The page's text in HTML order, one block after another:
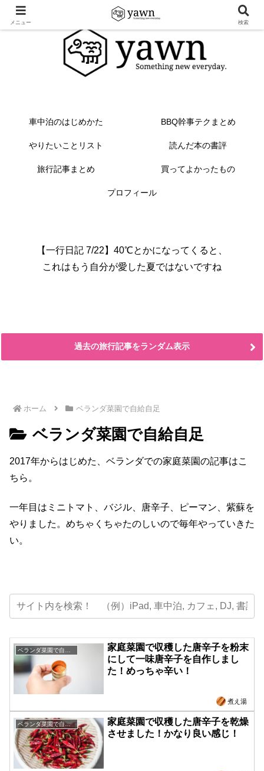
車中泊のはじめかた BBQ幹事テクまとめ
やりたいことリスト 読んだ本の書評
旅行記事まとめ 買ってよかったもの
プロフィール
【一行日記 7/22】40℃とかになってくると、
これはもう自分が愛した夏ではないですね
過去の旅行記事をランダム表示
ホーム ベランダ菜園で自給自足
ベランダ菜園で自給自足
2017年からはじめた、ベランダでの家庭菜園の記事はこ
ちら。
一年目はミニトマト、バジル、唐辛子、ピーマン、紫蘇を
やりました。めちゃくちゃたのしいので毎年やっていきた
い。
家庭菜園で収穫した唐辛子を粉末
にして一味唐辛子を自作しまし
た！めっちゃ辛い！
煮え湯
ベランダ菜園で自給自足
家庭菜園で収穫した唐辛子を乾燥
させました！かなり良い感じ！
メニュー 検索